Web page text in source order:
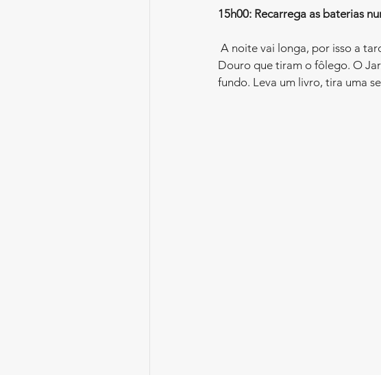
15h00: Recarrega as baterias
Douro que tiram o fôlego. O
fundo. Leva um livro, tira uma